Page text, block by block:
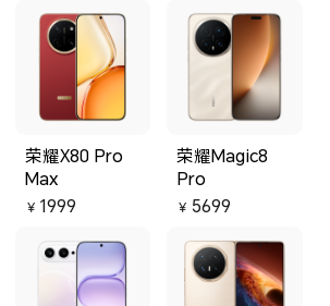
荣耀X80 Pro
Max
￥ 1999
荣耀Magic8
Pro
￥ 5699